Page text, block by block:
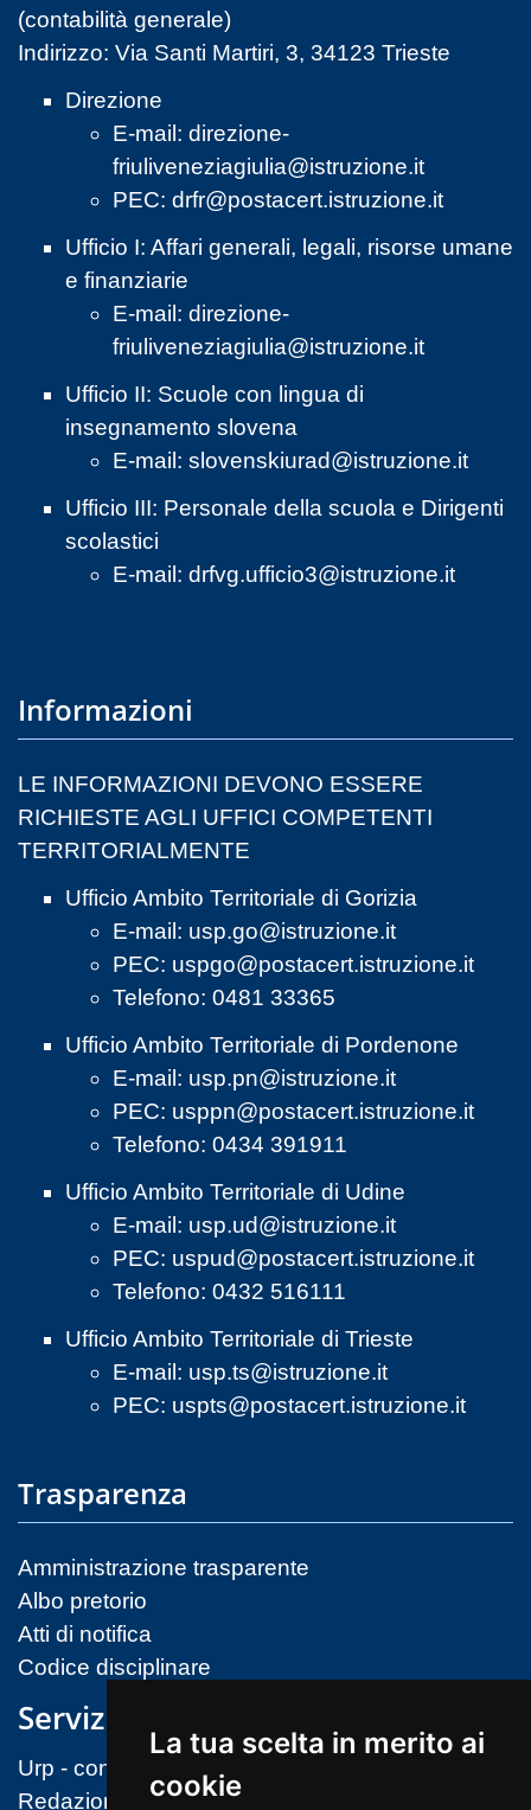
La tua scelta in merito ai
cookie
(contabilità generale)
Indirizzo: Via Santi Martiri, 3, 34123 Trieste
Direzione
E-mail: direzione-
friuliveneziagiulia@istruzione.it
PEC: drfr@postacert.istruzione.it
Ufficio I: Affari generali, legali, risorse umane
e finanziarie
E-mail: direzione-
friuliveneziagiulia@istruzione.it
Ufficio II: Scuole con lingua di
insegnamento slovena
E-mail: slovenskiurad@istruzione.it
Ufficio III: Personale della scuola e Dirigenti
scolastici
E-mail: drfvg.ufficio3@istruzione.it
Informazioni
LE INFORMAZIONI DEVONO ESSERE
RICHIESTE AGLI UFFICI COMPETENTI
TERRITORIALMENTE
Ufficio Ambito Territoriale di Gorizia
E-mail: usp.go@istruzione.it
PEC: uspgo@postacert.istruzione.it
Telefono: 0481 33365
Ufficio Ambito Territoriale di Pordenone
E-mail: usp.pn@istruzione.it
PEC: usppn@postacert.istruzione.it
Telefono: 0434 391911
Ufficio Ambito Territoriale di Udine
E-mail: usp.ud@istruzione.it
PEC: uspud@postacert.istruzione.it
Telefono: 0432 516111
Ufficio Ambito Territoriale di Trieste
E-mail: usp.ts@istruzione.it
PEC: uspts@postacert.istruzione.it
Trasparenza
Amministrazione trasparente
Albo pretorio
Atti di notifica
Codice disciplinare
Servizi
Urp - contatti
Redazione sito